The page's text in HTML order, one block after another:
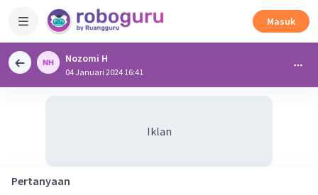
Masuk
Nozomi H
04 Januari 2024 16:41
Iklan
Pertanyaan